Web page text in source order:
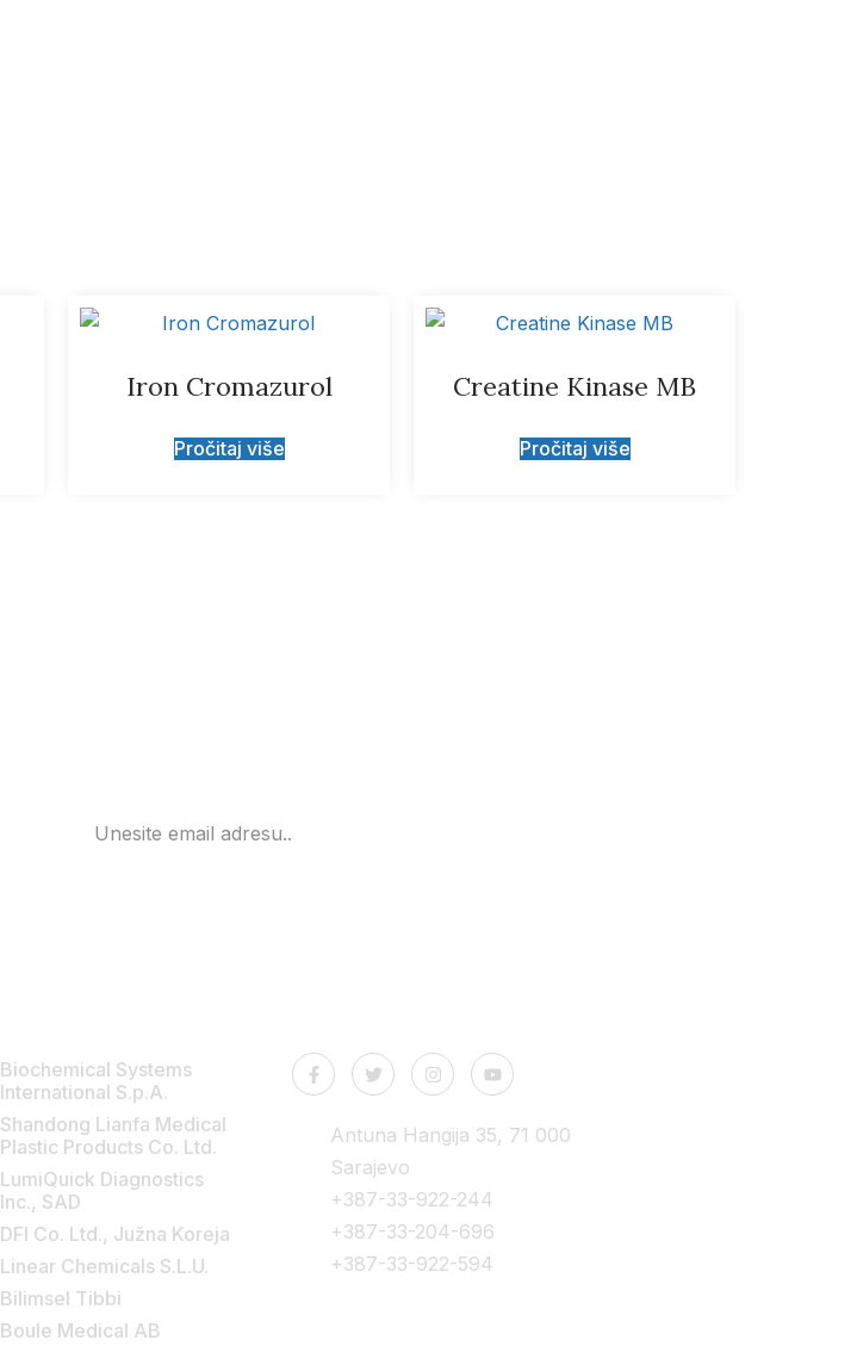
Iron Cromazurol
Pročitaj više
Creatine Kinase MB
Pročitaj više
Biochemical Systems
International S.p.A.
Shandong Lianfa Medical
Plastic Products Co. Ltd.
LumiQuick Diagnostics
Inc., SAD
DFI Co. Ltd., Južna Koreja
Linear Chemicals S.L.U.
Bilimsel Tibbi
Boule Medical AB
Antuna Hangija 35, 71 000
Sarajevo
+387-33-922-244
+387-33-204-696
+387-33-922-594